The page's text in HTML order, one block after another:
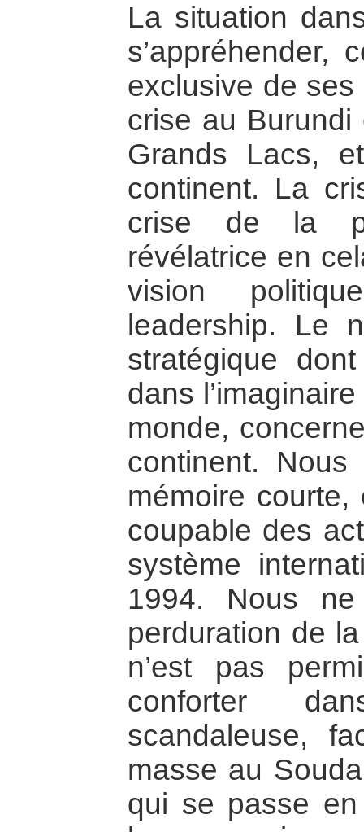
La situation
s’appréhender,
exclusive de
crise au
Grands Lacs,
continent. La
crise de la
révélatrice en
vision
leadership. Le
stratégique
dans
monde,
continent.
mémoire
coupable des
système
1994. Nous
perduration de
n’est pas
conforter
scandaleuse,
masse au
qui se passe